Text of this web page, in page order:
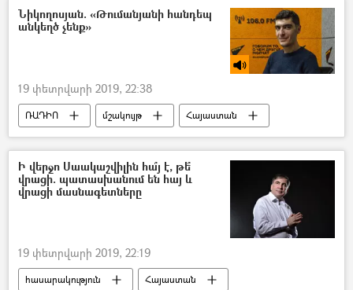
Ադրբեջան
Նիկողոսյան. «Թումանյանի հանդեպ
անկեղծ չենք»
19 փետրվարի 2019, 22:38
ՌԱԴԻՈ մշակույթ
Հայաստան
հասարակություն
Ի վերջո Սաակաշվիլին հա՞յ է, թե՞
վրացի. պատասխանում են հայ և
վրացի մասնագետները
19 փետրվարի 2019, 22:19
հասարակություն
Հայաստան